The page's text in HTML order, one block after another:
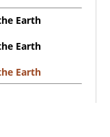
Earth
Earth
Earth